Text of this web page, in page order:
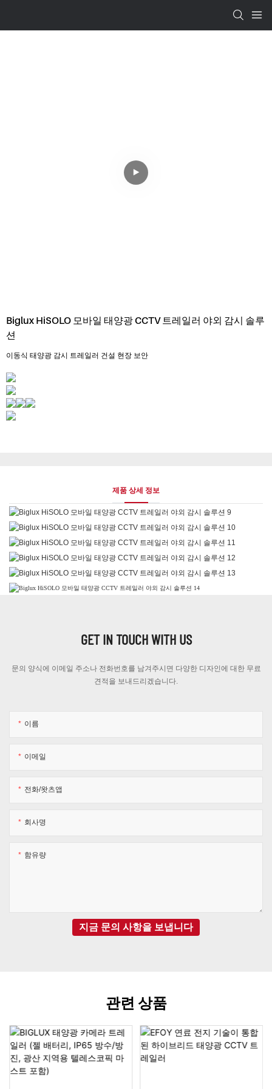
Biglux HiSOLO 모바일 태양광 CCTV 트레일러 야외 감시 솔루
션
이동식 태양광 감시 트레일러 건설 현장 보안
제품 상세 정보
GET IN TOUCH WITH US
문의 양식에 이메일 주소나 전화번호를 남겨주시면 다양한 디자인에 대한 무료
견적을 보내드리겠습니다.
이름
이메일
전화/왓츠앱
회사명
함유량
지금 문의 사항을 보냅니다
관련 상품